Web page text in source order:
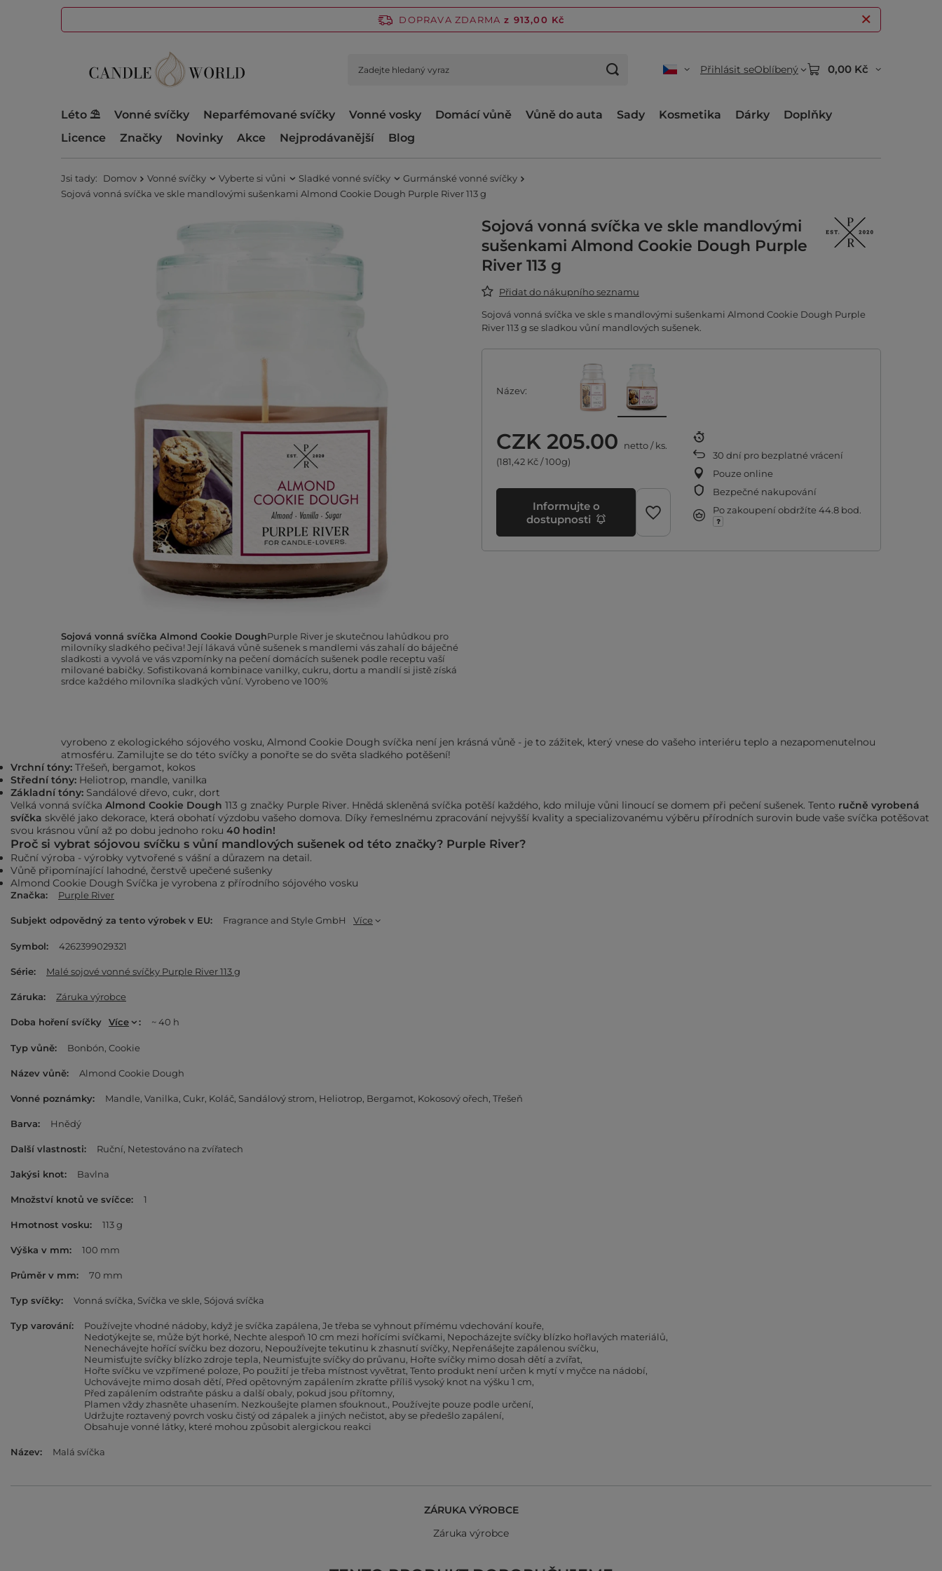
DOPRAVA ZDARMA z 913,00 Kč
Přihlásit seOblíbený 0,00 Kč
Léto ⛱️ Vonné svíčky Neparfémované svíčky Vonné vosky Domácí vůně Vůně do auta Sady Kosmetika Dárky
Doplňky
Licence
Značky Novinky Akce Nejprodávanější Blog
Jsi tady: Domov Vonné svíčky Vyberte si vůni Sladké vonné svíčky
Gurmánské vonné svíčky
Sojová vonná svíčka ve skle mandlovými sušenkami Almond Cookie Dough Purple River 113 g
Sojová vonná svíčka ve skle mandlovými
sušenkami Almond Cookie Dough Purple
River 113 g
Přidat do nákupního seznamu
Sojová vonná svíčka ve skle s mandlovými sušenkami Almond Cookie Dough Purple
River 113 g se sladkou vůní mandlových sušenek.
Název
CZK 205.00 netto/ks.
(181,42 Kč / 100g)
Informujte o
dostupnosti
30 dní pro bezplatné vrácení
Pouze online
Bezpečné nakupování
Po zakoupení obdržíte 44.8 bod.
Sojová vonná svíčka Almond Cookie DoughPurple River je skutečnou lahůdkou pro
milovníky sladkého pečiva! Její lákavá vůně sušenek s mandlemi vás zahalí do báječné
sladkosti a vyvolá ve vás vzpomínky na pečení domácích sušenek podle receptu vaší
milované babičky. Sofistikovaná kombinace vanilky, cukru, dortu a mandlí si jistě získá
srdce každého milovníka sladkých vůní. Vyrobeno ve 100%
vyrobeno z ekologického sójového vosku, Almond Cookie Dough svíčka není jen krásná vůně - je to zážitek, který vnese do vašeho interiéru teplo a nezapomenutelnou
atmosféru. Zamilujte se do této svíčky a ponořte se do světa sladkého potěšení!
Vrchní tóny: Třešeň, bergamot, kokos
Střední tóny: Heliotrop, mandle, vanilka
Základní tóny: Sandálové dřevo, cukr, dort
Velká vonná svíčka Almond Cookie Dough 113 g značky Purple River. Hnědá skleněná svíčka potěší každého, kdo miluje vůni linoucí se domem při pečení sušenek. Tento ručně vyrobená
svíčka skvělé jako dekorace, která obohatí výzdobu vašeho domova. Díky řemeslnému zpracování nejvyšší kvality a specializovanému výběru přírodních surovin bude vaše svíčka potěšovat
svou krásnou vůní až po dobu jednoho roku 40 hodin!
Proč si vybrat sójovou svíčku s vůní mandlových sušenek od této značky? Purple River?
Ruční výroba - výrobky vytvořené s vášní a důrazem na detail.
Vůně připomínající lahodné, čerstvě upečené sušenky
Almond Cookie Dough Svíčka je vyrobena z přírodního sójového vosku
Značka Purple River
Subjekt odpovědný za tento výrobek v EU Fragrance and Style GmbH Více
Symbol 4262399029321
Série Malé sojové vonné svíčky Purple River 113 g
Záruka Záruka výrobce
Doba hoření svíčky Více ~ 40 h
Typ vůně Bonbón Cookie
Název vůně Almond Cookie Dough
Vonné poznámky Mandle Vanilka Cukr Koláč Sandálový strom Heliotrop Bergamot Kokosový ořech Třešeň
Barva Hnědý
Další vlastnosti Ruční Netestováno na zvířatech
Jakýsi knot Bavlna
Množství knotů ve svíčce 1
Hmotnost vosku 113 g
Výška v mm 100 mm
Průměr v mm 70 mm
Typ svíčky Vonná svíčka Svíčka ve skle Sójová svíčka
Typ varování Používejte vhodné nádoby, když je svíčka zapálena Je třeba se vyhnout přímému vdechování kouře
Nedotýkejte se, může být horké Nechte alespoň 10 cm mezi hořícími svíčkami Nepocházejte svíčky blízko hořlavých materiálů
Nenechávejte hořící svíčku bez dozoru Nepoužívejte tekutinu k zhasnutí svíčky Nepřenášejte zapálenou svíčku
Neumisťujte svíčky blízko zdroje tepla Neumisťujte svíčky do průvanu Hořte svíčky mimo dosah dětí a zvířat
Hořte svíčku ve vzpřímené poloze Po použití je třeba místnost vyvětrat Tento produkt není určen k mytí v myčce na nádobí
Uchovávejte mimo dosah dětí Před opětovným zapálením zkraťte příliš vysoký knot na výšku 1 cm
Před zapálením odstraňte pásku a další obaly, pokud jsou přítomny
Plamen vždy zhasněte uhasením. Nezkoušejte plamen sfouknout. Používejte pouze podle určení
Udržujte roztavený povrch vosku čistý od zápalek a jiných nečistot, aby se předešlo zapálení
Obsahuje vonné látky, které mohou způsobit alergickou reakci
Název Malá svíčka
ZÁRUKA VÝROBCE
Záruka výrobce